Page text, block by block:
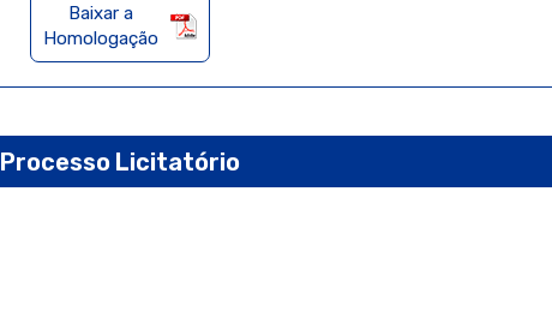
Baixar a
Homologação
Processo Licitatório